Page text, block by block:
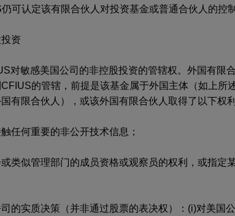
可认定该有限合伙人对投资基金或普通合伙人的控制
资
对敏感美国公司的非控股投资的管辖权。外国有限
的管辖，前提是该基金属于外国主体（如上所
有限合伙人），或该外国有限合伙人取得了以下权利
任何重要的非公开技术信息；
类似管理部门的成员资格或观察员的权利，或指定
的实质决策（并非通过股票的表决权）：(i)对美国